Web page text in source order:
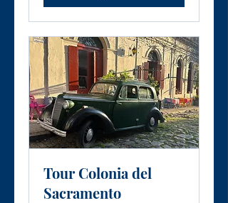
Tour Colonia del
Sacramento